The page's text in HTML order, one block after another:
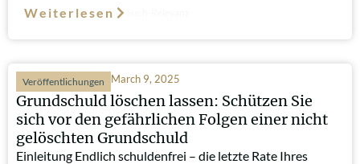
Weiterlesen
Veröffentlichungen March 9, 2025
Grundschuld löschen lassen: Schützen Sie
sich vor den gefährlichen Folgen einer nicht
gelöschten Grundschuld
Einleitung Endlich schuldenfrei – die letzte Rate Ihres